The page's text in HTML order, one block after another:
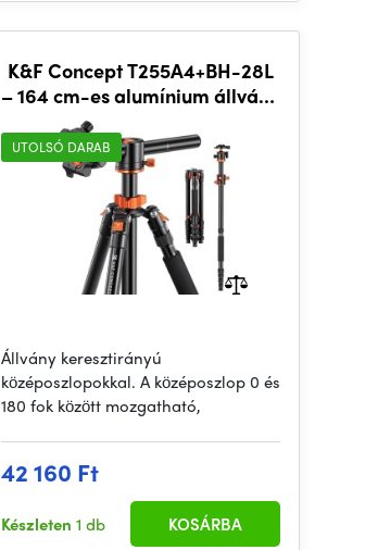
K&F Concept T255A4+BH-28L
– 164 cm-es alumínium állvány
keresztirányú középoszloppal
UTOLSÓ DARAB
Állvány keresztirányú
középoszlopokkal. A középoszlop 0 és
180 fok között mozgatható,
42 160 Ft
Készleten 1 db KOSÁRBA